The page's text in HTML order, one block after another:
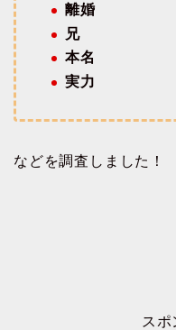
離婚
兄
本名
実力
などを調査しました！
スポ